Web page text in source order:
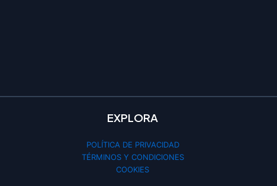
EXPLORA
POLÍTICA DE PRIVACIDAD
TÉRMINOS Y CONDICIONES
COOKIES